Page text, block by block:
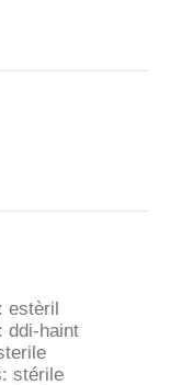
estèril
ddi-haint
stérile